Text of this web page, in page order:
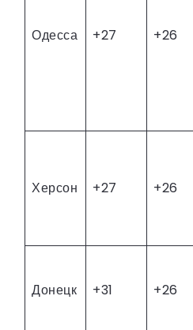
Одесса +27 +26
Херсон +27 +26
Донецк +31 +26